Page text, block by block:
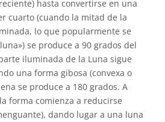
hasta convertirse en una
cuarto (cuando la mitad de la
lo que popularmente se
se produce a 90 grados del
iluminada de la Luna sigue
una forma gibosa (convexa o
se produce a 180 grados. A
forma comienza a reducirse
dando lugar a una luna